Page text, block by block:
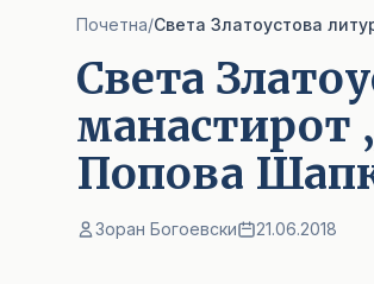
Почетна/Света Златоустова
Света
манастирот
Попова
Зоран Богоевски 21.06.2018